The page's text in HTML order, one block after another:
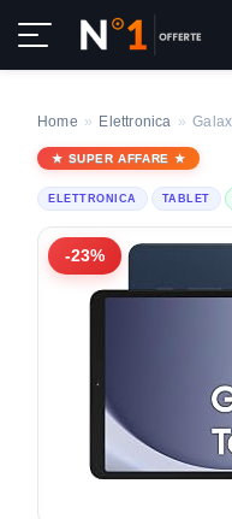
Home » Elettronica »
SUPER AFFARE
ELETTRONICA TABLET
-23%